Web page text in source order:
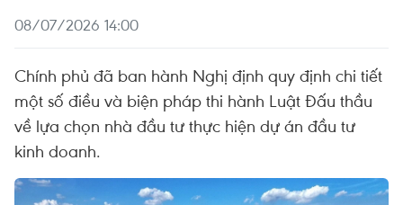
08/07/2026 14:00
Chính phủ đã ban hành Nghị định quy định chi tiết
một số điều và biện pháp thi hành Luật Đấu thầu
về lựa chọn nhà đầu tư thực hiện dự án đầu tư
kinh doanh.